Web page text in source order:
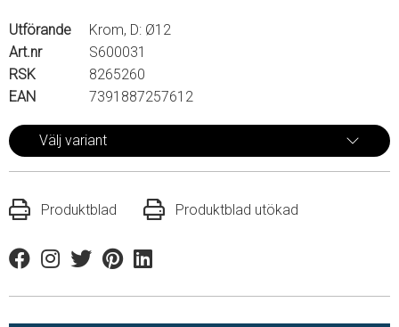
Utförande
Krom, D: Ø12
Art.nr
S600031
RSK
8265260
EAN
7391887257612
Välj variant
Produktblad Produktblad utökad
FacebookInstagram
TwitterPinterestLinkedin